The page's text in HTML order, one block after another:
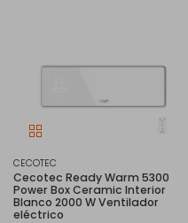
CECOTEC
Cecotec Ready Warm 5300
Power Box Ceramic Interior
Blanco 2000 W Ventilador
eléctrico